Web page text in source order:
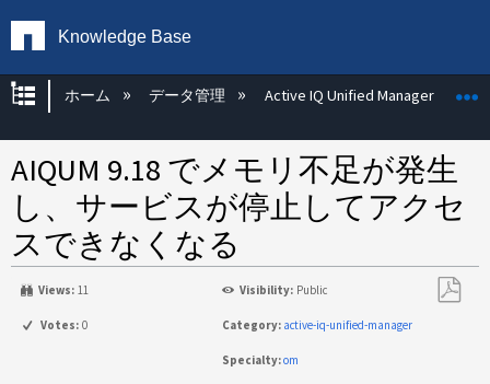
Knowledge Base
グローバル階層を展開/折りたたむ
ホーム データ管理 Active IQ Unified Manager
AIQUM 9.18 でメモリ不足が発生
し、サービスが停止してアクセ
スできなくなる
Views: 11 Visibility: Public
Votes: 0 Category: active-iq-unified-manager
Specialty:om